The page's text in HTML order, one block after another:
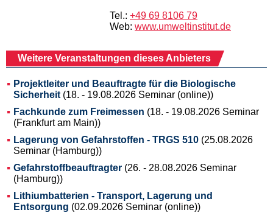
Tel.: +49 69 8106 79
Web: www.umweltinstitut.de
Weitere Veranstaltungen dieses Anbieters
Projektleiter und Beauftragte für die Biologische
Sicherheit (18. - 19.08.2026 Seminar (online))
Fachkunde zum Freimessen (18. - 19.08.2026 Seminar
(Frankfurt am Main))
Lagerung von Gefahrstoffen - TRGS 510 (25.08.2026
Seminar (Hamburg))
Gefahrstoffbeauftragter (26. - 28.08.2026 Seminar
(Hamburg))
Lithiumbatterien - Transport, Lagerung und
Entsorgung (02.09.2026 Seminar (online))